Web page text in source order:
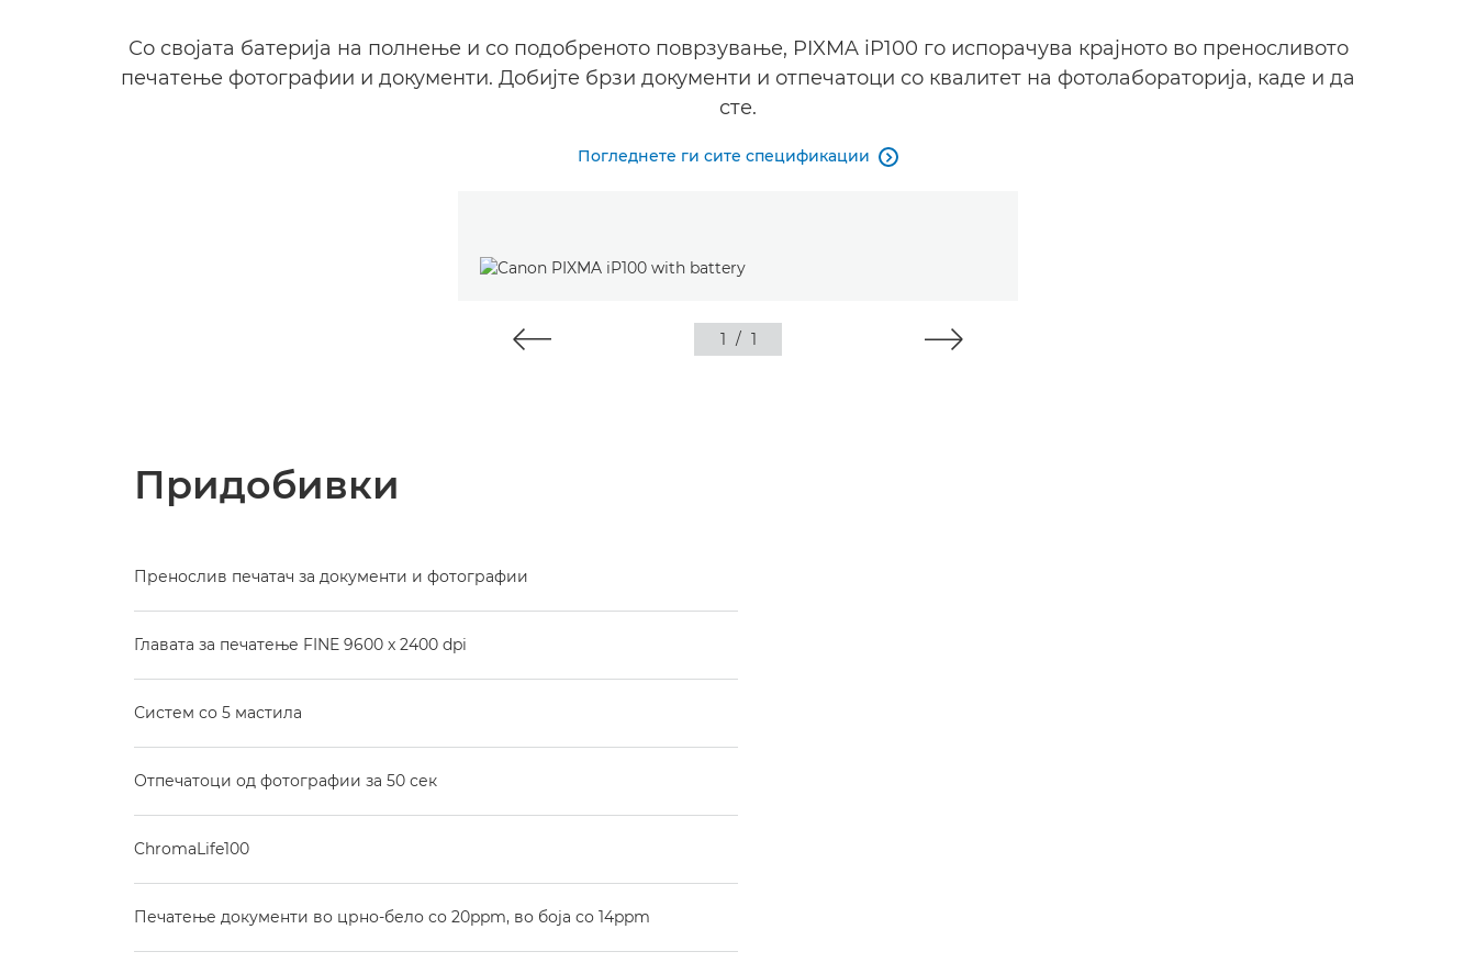
Со својата батерија на полнење и со подобреното поврзување, PIXMA iP100 го испорачува крајното во преносливото
печатење фотографии и документи. Добијте брзи документи и отпечатоци со квалитет на фотолабораторија, каде и да
сте.
Погледнете ги сите спецификации 
1 / 1
Придобивки
Пренослив печатач за документи и фотографии
Главата за печатење FINE 9600 x 2400 dpi
Систем со 5 мастила
Отпечатоци од фотографии за 50 сек
ChromaLife100
Печатење документи во црно-бело со 20ppm, во боја со 14ppm